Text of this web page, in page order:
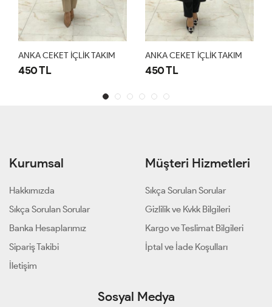
ANKA CEKET İÇLİK TAKIM
450 TL
ANKA CEKET İÇLİK TAKIM
450 TL
Kurumsal
Hakkımızda
Sıkça Sorulan Sorular
Banka Hesaplarımız
Sipariş Takibi
İletişim
Müşteri Hizmetleri
Sıkça Sorulan Sorular
Gizlilik ve Kvkk Bilgileri
Kargo ve Teslimat Bilgileri
İptal ve İade Koşulları
Sosyal Medya